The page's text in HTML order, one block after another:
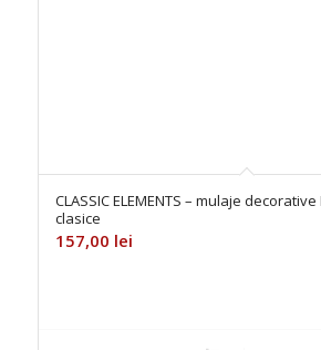
CLASSIC ELEMENTS – mulaje
clasice
157,00 lei